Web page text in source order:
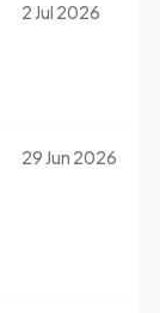
2 Jul 2026
29 Jun 2026